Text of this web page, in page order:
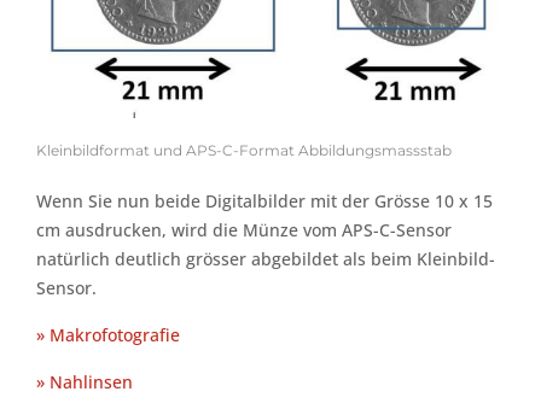
Kleinbildformat und APS-C-Format Abbildungsmassstab
Wenn Sie nun beide Digitalbilder mit der Grösse 10 x 15
cm ausdrucken, wird die Münze vom APS-C-Sensor
natürlich deutlich grösser abgebildet als beim Kleinbild-
Sensor.
» Makrofotografie
» Nahlinsen